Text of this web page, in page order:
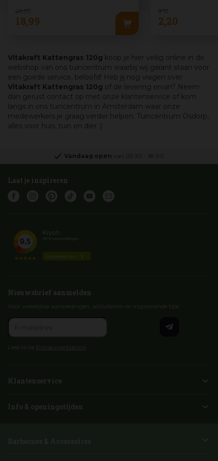
23 ,95
18,99
3, 15
2,20
Vitakraft Kattengras 120g koop je hier veilig online in de
webshop van ons tuincentrum waarbij wij garant staan voor
een goede service, beloofd! Heb jij nog vragen over
Vitakraft Kattengras 120g of de levering ervan? Neem
dan gerust contact op met onze klantenservice of kom
langs in ons tuincentrum in Amsterdam waar onze
medewerkers je graag verder helpen. Tuincentrum Osdorp,
alles voor huis, tuin en dier :)
Vandaag open van 09:30 18:00
Laat je inspireren
Nieuwsbrief aanmelden
Voor wekelijkse aanbiedingen, activiteiten en inspirerende tips
Lees onze Privacyverklaring
Klantenservice
Info & openingstijden